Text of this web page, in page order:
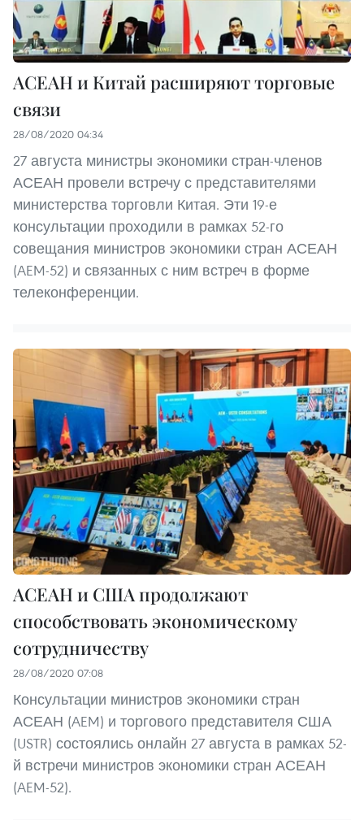
АСЕАН и Китай расширяют торговые
связи
28/08/2020 04:34
27 августа министры экономики стран-членов
АСЕАН провели встречу с представителями
министерства торговли Китая. Эти 19-е
консультации проходили в рамках 52-го
совещания министров экономики стран АСЕАН
(AEM-52) и связанных с ним встреч в форме
телеконференции.
АСЕАН и США продолжают
способствовать экономическому
сотрудничеству
28/08/2020 07:08
Консультации министров экономики стран
АСЕАН (AEM) и торгового представителя США
(USTR) состоялись онлайн 27 августа в рамках 52-
й встречи министров экономики стран АСЕАН
(AEM-52).